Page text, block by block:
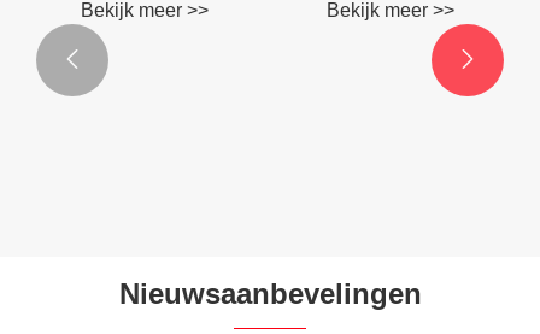
Roestvrijstalen
 
Nieuwsaanbevelingen